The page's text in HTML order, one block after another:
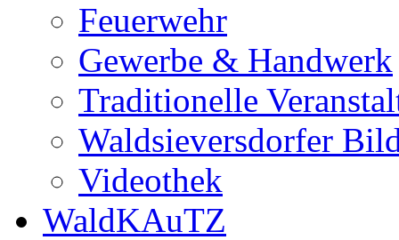
Feuerwehr
Gewerbe & Handwerk
Traditionelle
Waldsieversdorfer
Videothek
WaldKAuTZ